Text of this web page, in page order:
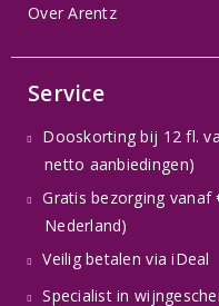
Over Arentz
Service
Dooskorting bij 12 fl.
netto aanbiedingen)
Gratis bezorging vanaf
Nederland)
Veilig betalen via iDeal
Specialist in